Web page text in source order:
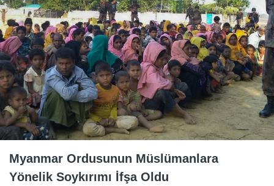
Myanmar Ordusunun Müslümanlara
Yönelik Soykırımı İfşa Oldu